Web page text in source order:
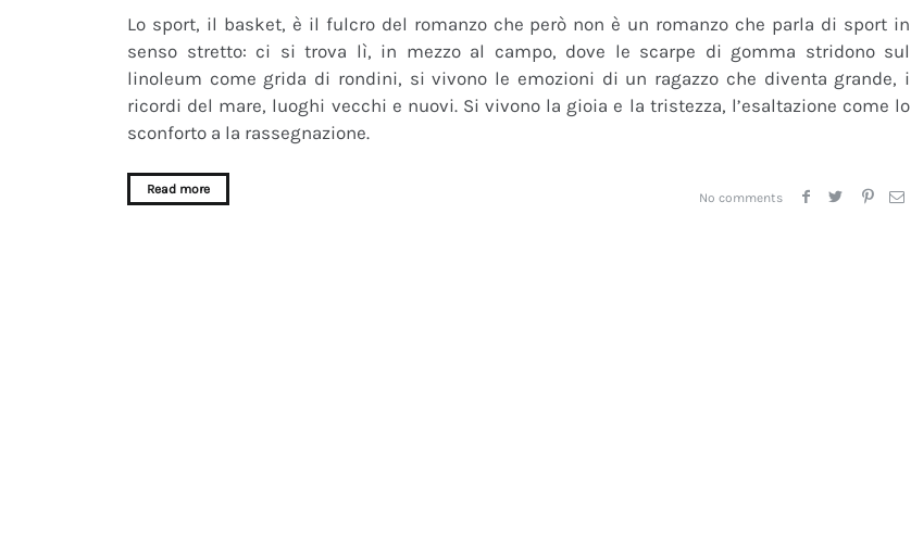
Lo sport, il basket, è il fulcro del romanzo che però non è un romanzo che parla di sport in
senso stretto: ci si trova lì, in mezzo al campo, dove le scarpe di gomma stridono sul
linoleum come grida di rondini, si vivono le emozioni di un ragazzo che diventa grande, i
ricordi del mare, luoghi vecchi e nuovi. Si vivono la gioia e la tristezza, l’esaltazione come lo
sconforto a la rassegnazione.
Read more
No comments